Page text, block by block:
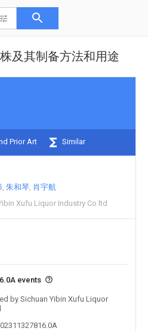
及其制备方法和用途
Prior Art Similar
朱和琴 肖宇航
Xufu Liquor Industry Co ltd
events
by Sichuan Yibin Xufu Liquor